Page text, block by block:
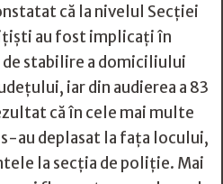
că la nivelul Secției
au fost implicați în
stabilire a domiciliului
iar din audierea a 83
că în cele mai multe
au deplasat la fața locului,
la secția de poliție. Mai